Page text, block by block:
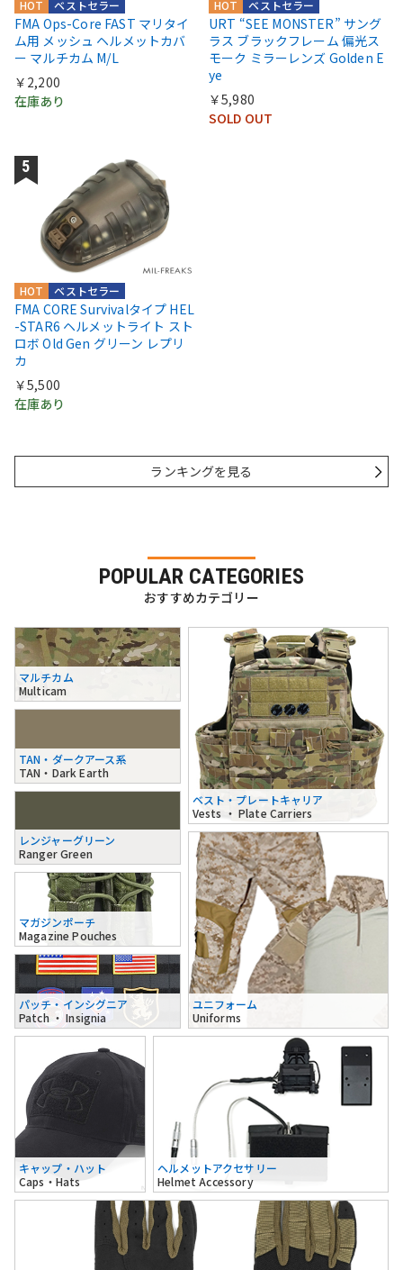
ベストセラー
HOT
FMA Ops-Core FAST マリタイ
ム用 メッシュ ヘルメットカバ
ー マルチカム M/L
￥2,200
在庫あり
ベストセラー
HOT
URT “SEE MONSTER” サング
ラス ブラックフレーム 偏光ス
モーク ミラーレンズ Golden E
ye
￥5,980
SOLD OUT
ベストセラー
HOT
FMA CORE Survivalタイプ HEL
-STAR6 ヘルメットライト スト
ロボ Old Gen グリーン レプリ
カ
￥5,500
在庫あり
ランキングを見る
POPULAR CATEGORIES
おすすめカテゴリー
マルチカム
Multicam
TAN・ダークアース系
TAN・Dark Earth
レンジャーグリーン
Ranger Green
ベスト・プレートキャリア
Vests ・ Plate Carriers
マガジンポーチ
Magazine Pouches
パッチ・インシグニア
Patch ・ Insignia
ユニフォーム
Uniforms
キャップ・ハット
Caps・Hats
ヘルメットアクセサリー
Helmet Accessory